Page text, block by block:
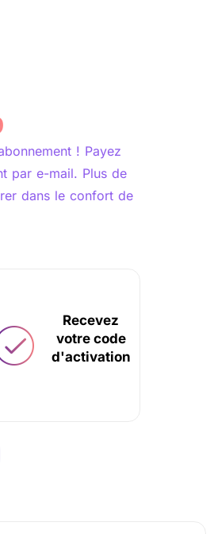
! Payez
par e-mail. Plus de
dans le confort de
Recevez
votre code
d'activation